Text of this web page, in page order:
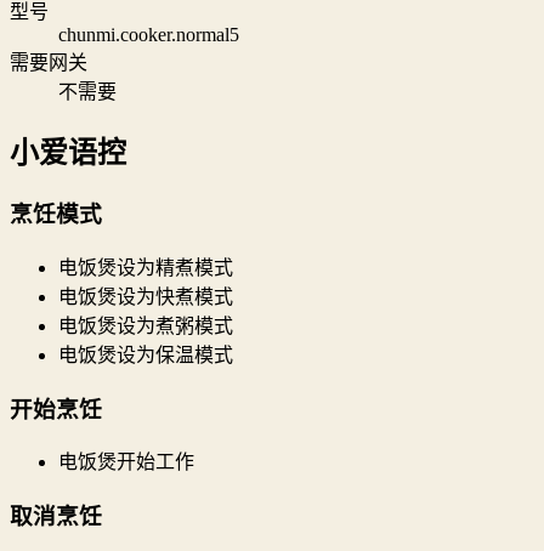
型号
chunmi.cooker.normal5
需要网关
不需要
小爱语控
烹饪模式
电饭煲设为精煮模式
电饭煲设为快煮模式
电饭煲设为煮粥模式
电饭煲设为保温模式
开始烹饪
电饭煲开始工作
取消烹饪